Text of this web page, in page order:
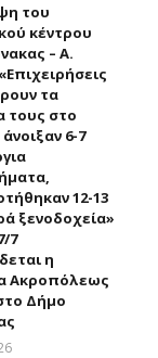
του
κέντρου
– Α.
τα
τους στο
6-7
12-13
ξενοδοχεία»
7
η
Ακροπόλεως
Δήμο